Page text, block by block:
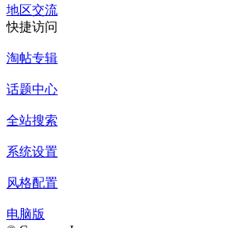
地区交流
快捷访问
淘帖专辑
话题中心
全站搜索
系统设置
风格配置
电脑版